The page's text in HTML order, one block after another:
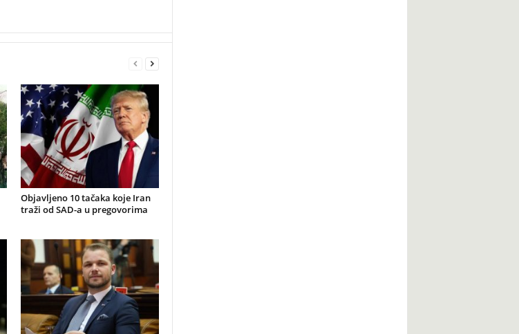
Objavljeno 10 tačaka koje Iran
traži od SAD-a u pregovorima